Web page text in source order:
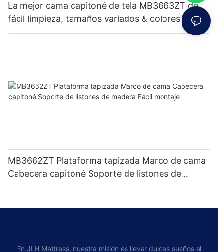
La mejor cama capitoné de tela MB3663ZT de
fácil limpieza, tamaños variados & colores Precio
de fábrica - Muebles JLH
MB3662ZT Plataforma tapizada Marco de cama
Cabecera capitoné Soporte de listones de
En JLH Mattress, nuestra misión es llevar dulces sueños al